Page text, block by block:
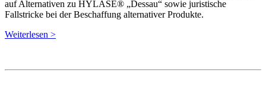
auf Alternativen zu HYLASE® „Dessau“ sowie juristische
Fallstricke bei der Beschaffung alternativer Produkte.
Weiterlesen >